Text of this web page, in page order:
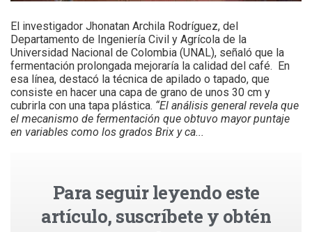
El investigador Jhonatan Archila Rodríguez, del
Departamento de Ingeniería Civil y Agrícola de la
Universidad Nacional de Colombia (UNAL), señaló que la
fermentación prolongada mejoraría la calidad del café. En
esa línea, destacó la técnica de apilado o tapado, que
consiste en hacer una capa de grano de unos 30 cm y
cubrirla con una tapa plástica. “El análisis general revela que
el mecanismo de fermentación que obtuvo mayor puntaje
en variables como los grados Brix y ca...
Para seguir leyendo este
artículo, suscríbete y obtén